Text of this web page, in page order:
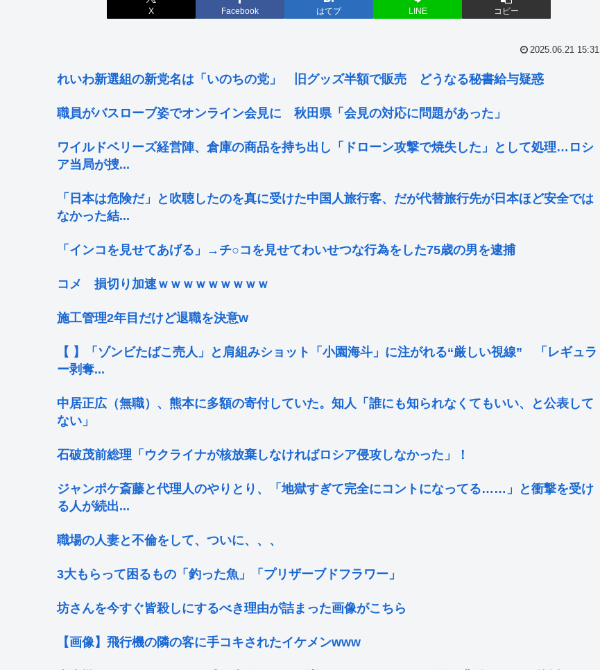
X Facebook はてブ LINE コピー
2025.06.21 15:31
れいわ新選組の新党名は「いのちの党」 旧グッズ半額で販売 どうなる秘書給与疑惑
職員がバスローブ姿でオンライン会見に 秋田県「会見の対応に問題があった」
ワイルドベリーズ経営陣、倉庫の商品を持ち出し「ドローン攻撃で焼失した」として処理…ロシ
ア当局が捜...
「日本は危険だ」と吹聴したのを真に受けた中国人旅行客、だが代替旅行先が日本ほど安全では
なかった結...
「インコを見せてあげる」→チ○コを見せてわいせつな行為をした75歳の男を逮捕
コメ 損切り加速ｗｗｗｗｗｗｗｗｗ
施工管理2年目だけど退職を決意w
【 】「ゾンビたばこ売人」と肩組みショット「小園海斗」に注がれる“厳しい視線” 「レギュラ
ー剥奪...
中居正広（無職）、熊本に多額の寄付していた。知人「誰にも知られなくてもいい、と公表して
ない」
石破茂前総理「ウクライナが核放棄しなければロシア侵攻しなかった」！
ジャンポケ斎藤と代理人のやりとり、「地獄すぎて完全にコントになってる……」と衝撃を受け
る人が続出...
職場の人妻と不倫をして、ついに、、、
3大もらって困るもの「釣った魚」「プリザーブドフラワー」
坊さんを今すぐ皆殺しにするべき理由が詰まった画像がこちら
【画像】飛行機の隣の客に手コキされたイケメンwww